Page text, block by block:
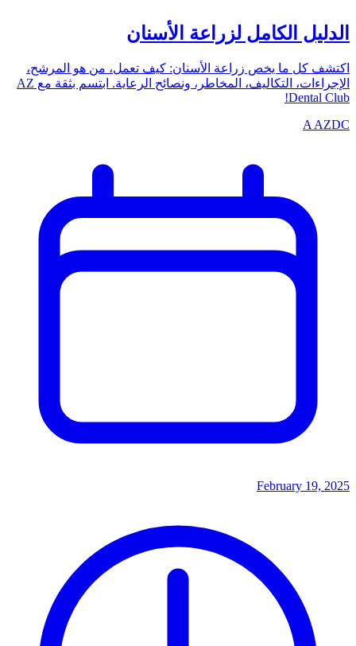
الدليل الكامل لزراعة الأسنان
اكتشف كل ما يخص زراعة الأسنان: كيف تعمل، من هو المرشح،
الإجراءات، التكاليف، المخاطر، ونصائح الرعاية. ابتسم بثقة مع AZ
Dental Club!
A AZDC
February 19, 2025